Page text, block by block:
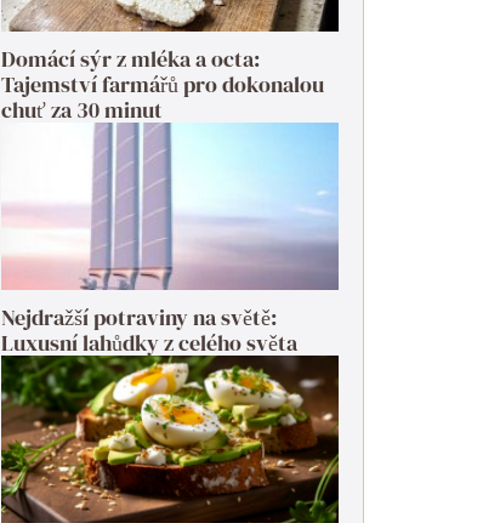
Domácí sýr z mléka a octa:
Tajemství farmářů pro dokonalou
chuť za 30 minut
Nejdražší potraviny na světě:
Luxusní lahůdky z celého světa